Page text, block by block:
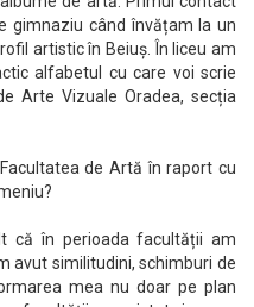
gimnaziu când învățam la un
artistic în Beiuș. În liceu am
alfabetul cu care voi scrie
Arte Vizuale Oradea, secția
de Artă în raport cu
că în perioada facultății am
avut similitudini, schimburi de
mea nu doar pe plan